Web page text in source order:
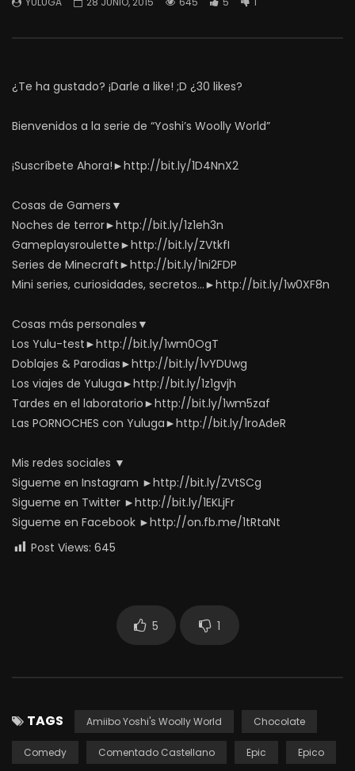
¿Te ha gustado? ¡Darle a like! ;D ¿30 likes?
Bienvenidos a la serie de “Yoshi’s Woolly World”
¡Suscríbete Ahora!►http://bit.ly/1D4NnX2
Cosas de Gamers▼
Noches de terror►http://bit.ly/1z1eh3n
Gameplaysroulette►http://bit.ly/ZVtkfI
Series de Minecraft►http://bit.ly/1ni2FDP
Mini series, curiosidades, secretos…►http://bit.ly/1w0XF8n
Cosas más personales▼
Los Yulu-test►http://bit.ly/1wm0OgT
Doblajes & Parodias►http://bit.ly/1vYDUwg
Los viajes de Yuluga►http://bit.ly/1z1gvjh
Tardes en el laboratorio►http://bit.ly/1wm5zaf
Las PORNOCHES con Yuluga►http://bit.ly/1roAdeR
Mis redes sociales ▼
Sigueme en Instagram ►http://bit.ly/ZVtSCg
Sigueme en Twitter ►http://bit.ly/1EKLjFr
Sigueme en Facebook ►http://on.fb.me/1tRtaNt
Post Views: 645
5 1
TAGS Amiibo Yoshi's Woolly World Chocolate
Comedy Comentado Castellano Epic Epico